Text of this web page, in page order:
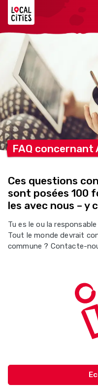
FAQ concernant
Ces questions
sont posées 100
les avec nous – y
Tu es le ou la
Tout le monde devrait
commune ? Contacte-